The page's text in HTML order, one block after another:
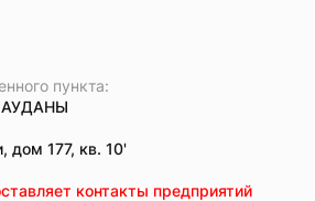
пункта:
дом 177, кв. 10'
контакты предприятий